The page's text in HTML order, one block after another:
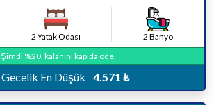
2 Yatak Odası
2 Banyo
Şimdi %20, kalanını kapıda öde.
Gecelik En Düşük 4.571 ₺